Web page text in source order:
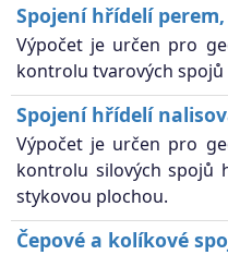
Spojení hřídelí
Výpočet je určen pro
kontrolu tvarových
Spojení hřídelí
Výpočet je určen pro
kontrolu silových spojů
stykovou plochou.
Čepové a kolíkové